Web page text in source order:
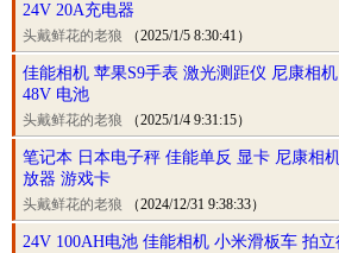
24V 20A充电器
头戴鲜花的老狼 （2025/1/5 8:30:41）
佳能相机 苹果S9手表 激光测距仪 尼康相
48V 电池
头戴鲜花的老狼 （2025/1/4 9:31:15）
笔记本 日本电子秤 佳能单反 显卡 尼康相
放器 游戏卡
头戴鲜花的老狼 （2024/12/31 9:38:33）
24V 100AH电池 佳能相机 小米滑板车 拍